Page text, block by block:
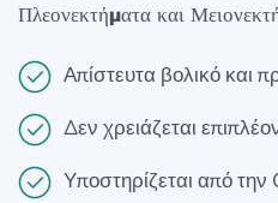
Πλεονεκτήματα και
Απίστευτα βολικό και
Δεν χρειάζεται
Υποστηρίζεται από την